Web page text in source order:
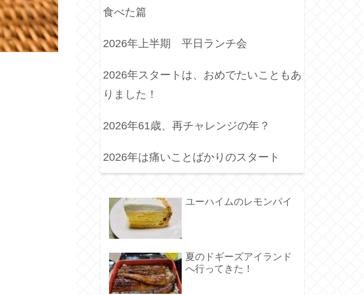
食べた篇
2026年上半期 平日ランチ会
2026年スタートは、おめでたいこともあ
りました！
2026年61歳、再チャレンジの年？
2026年は痛いことばかりのスタート
ユーハイムのレモンパイ
夏のドギーズアイランド
へ行ってきた！